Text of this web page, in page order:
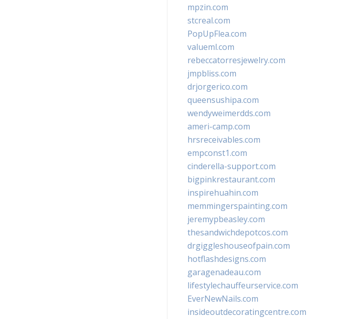
mpzin.com
stcreal.com
PopUpFlea.com
valueml.com
rebeccatorresjewelry.com
jmpbliss.com
drjorgerico.com
queensushipa.com
wendyweimerdds.com
ameri-camp.com
hrsreceivables.com
empconst1.com
cinderella-support.com
bigpinkrestaurant.com
inspirehuahin.com
memmingerspainting.com
jeremypbeasley.com
thesandwichdepotcos.com
drgiggleshouseofpain.com
hotflashdesigns.com
garagenadeau.com
lifestylechauffeurservice.com
EverNewNails.com
insideoutdecoratingcentre.com